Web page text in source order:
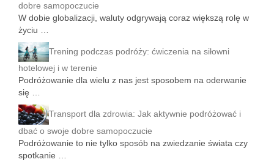
dobre samopoczucie
W dobie globalizacji, waluty odgrywają coraz większą rolę w
życiu …
Trening podczas podróży: ćwiczenia na siłowni
hotelowej i w terenie
Podróżowanie dla wielu z nas jest sposobem na oderwanie
się …
Transport dla zdrowia: Jak aktywnie podróżować i
dbać o swoje dobre samopoczucie
Podróżowanie to nie tylko sposób na zwiedzanie świata czy
spotkanie …